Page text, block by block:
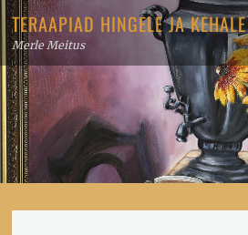
Skip
to
content
TERAAPIAD HINGELE JA KEHALE
Merle Meitus